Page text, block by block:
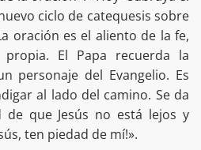
ciclo de catequesis sobre
oración es el aliento de la fe,
El Papa recuerda la
personaje del Evangelio. Es
al lado del camino. Se da
que Jesús no está lejos y
ten piedad de mí!».